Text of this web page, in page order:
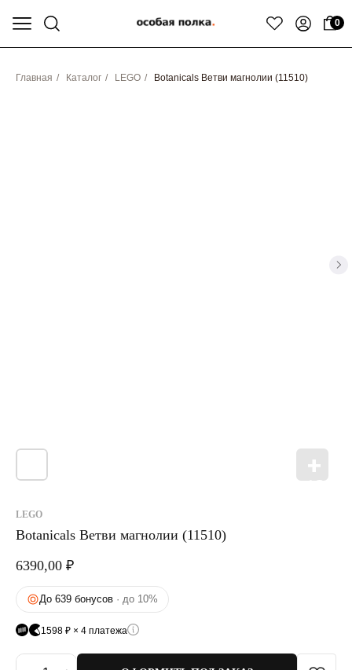
0
Главная / Каталог / LEGO / Botanicals Ветви магнолии (11510)
Botanicals Ветви магнолии (11510)
LEGO
6390,00 ₽
До 639 бонусов · до 10%
1598 ₽ × 4 платежа